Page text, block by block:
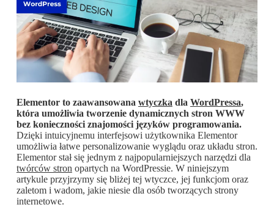
Elementor to zaawansowana wtyczka dla WordPressa,
która umożliwia tworzenie dynamicznych stron WWW
bez konieczności znajomości języków programowania.
Dzięki intuicyjnemu interfejsowi użytkownika Elementor
umożliwia łatwe personalizowanie wyglądu oraz układu stron.
Elementor stał się jednym z najpopularniejszych narzędzi dla
twórców stron opartych na WordPressie. W niniejszym
artykule przyjrzymy się bliżej tej wtyczce, jej funkcjom oraz
zaletom i wadom, jakie niesie dla osób tworzących strony
internetowe.